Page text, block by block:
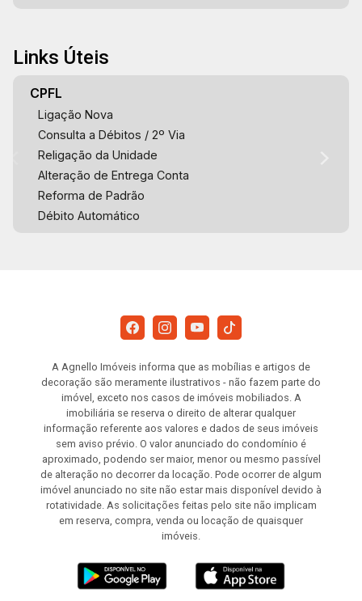
Links Úteis
CPFL
Ligação Nova
Consulta a Débitos / 2º Via
Religação da Unidade
Alteração de Entrega Conta
Reforma de Padrão
Débito Automático
A Agnello Imóveis informa que as mobílias e artigos de
decoração são meramente ilustrativos - não fazem parte do
imóvel, exceto nos casos de imóveis mobiliados. A
imobiliária se reserva o direito de alterar qualquer
informação referente aos valores e dados de seus imóveis
sem aviso prévio. O valor anunciado do condomínio é
aproximado, podendo ser maior, menor ou mesmo passível
de alteração no decorrer da locação. Pode ocorrer de algum
imóvel anunciado no site não estar mais disponível devido à
rotatividade. As solicitações feitas pelo site não implicam
em reserva, compra, venda ou locação de quaisquer
imóveis.